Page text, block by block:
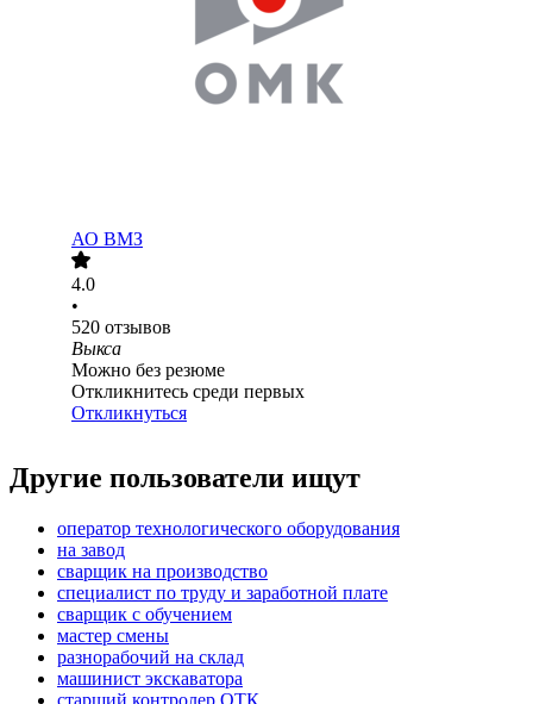
АО ВМЗ
4.0
•
520 отзывов
Выкса
Можно без резюме
Откликнитесь среди первых
Откликнуться
Другие пользователи ищут
оператор технологического оборудования
на завод
сварщик на производство
специалист по труду и заработной плате
сварщик с обучением
мастер смены
разнорабочий на склад
машинист экскаватора
старший контролер ОТК